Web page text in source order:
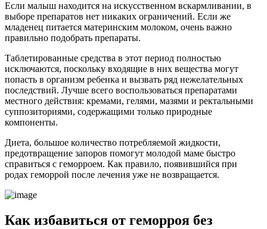
Если малыш находится на искусственном вскармливании, в
выборе препаратов нет никаких ограничений. Если же
младенец питается материнским молоком, очень важно
правильно подобрать препараты.
Таблетированные средства в этот период полностью
исключаются, поскольку входящие в них вещества могут
попасть в организм ребенка и вызвать ряд нежелательных
последствий. Лучше всего воспользоваться препаратами
местного действия: кремами, гелями, мазями и ректальными
суппозиториями, содержащими только природные
компоненты.
Диета, большое количество потребляемой жидкости,
предотвращение запоров помогут молодой маме быстро
справиться с геморроем. Как правило, появившийся при
родах геморрой после лечения уже не возвращается.
Как избавиться от геморроя без